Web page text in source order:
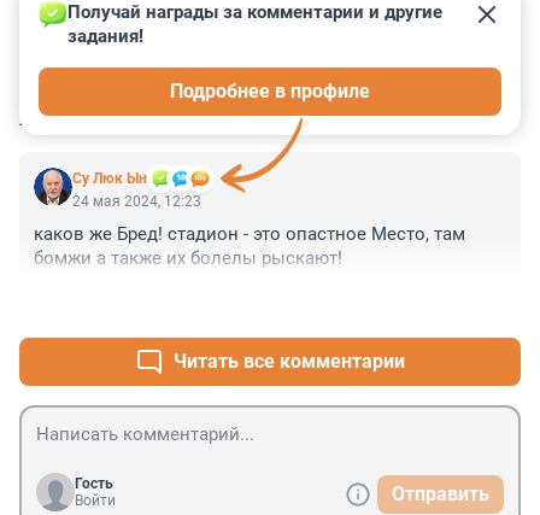
КОММЕНТАРИИ 1
Су Люк Ын
Получай награды за комментарии и другие
задания!
Подробнее в профиле
24 мая 2024, 12:23
каков же Бред! стадион - это опастное Место, там
бомжи а также их болелы рыскают!
Читать все комментарии
Гость
Войти
Отправить